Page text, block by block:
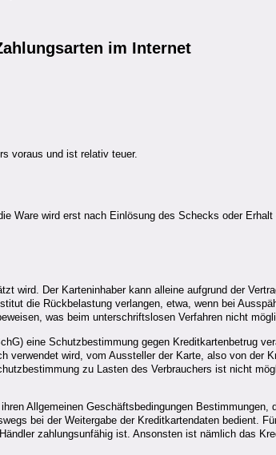
im Internet
voraus und ist relativ teuer.
Ware wird erst nach Einlösung des Schecks oder
wird. Der Karteninhaber kann alleine aufgrund der
die Rückbelastung verlangen, etwa, wenn bei
was beim unterschriftslosen Verfahren nicht
eine Schutzbestimmung gegen Kreditkartenbetrug
wird, vom Aussteller der Karte, also von der
zu Lasten des Verbrauchers ist nicht
Allgemeinen Geschäftsbedingungen
bei der Weitergabe der Kreditkartendaten bedient.
zahlungsunfähig ist. Ansonsten ist nämlich das